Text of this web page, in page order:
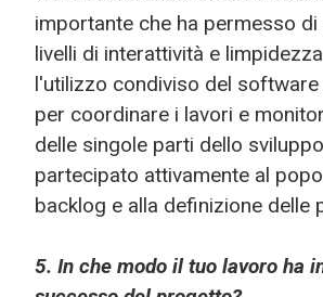
importante che ha permesso di
livelli di interattività e
l'utilizzo condiviso del
per coordinare i lavori e
delle singole parti dello
partecipato attivamente al
backlog e alla definizione delle
5. In che modo il tuo lavoro ha